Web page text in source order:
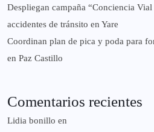
‎Despliegan campaña “Conciencia
accidentes de tránsito en Yare
Coordinan plan de pica y poda para
en Paz Castillo
Comentarios recientes
Lidia bonillo en